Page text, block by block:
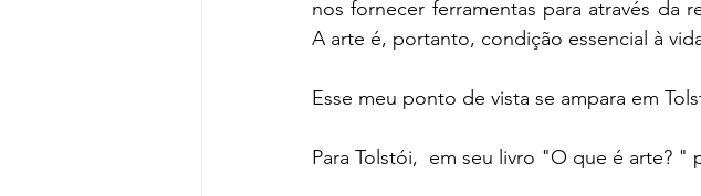
Edgar Allan Poe Arte
nos fornecer ferramentas para através da
A arte é, portanto, condição essencial à
Esse meu ponto de vista se ampara em
Para Tolstói,  em seu livro "O que é arte? "